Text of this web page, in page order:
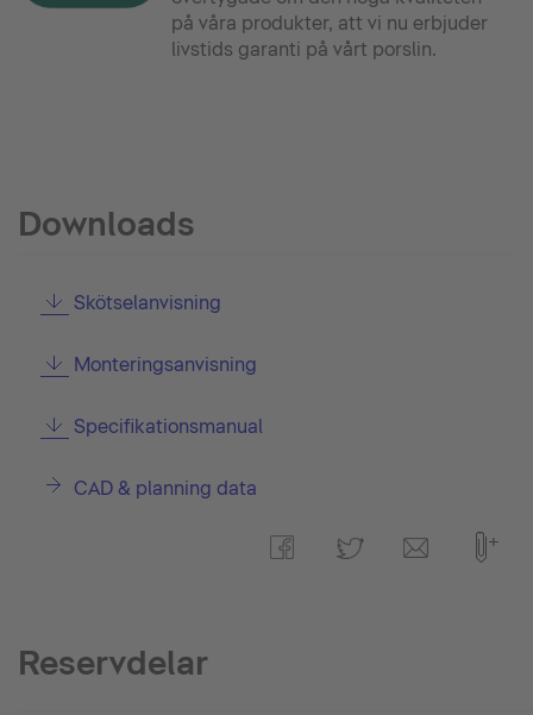
på våra produkter, att vi nu erbjuder
livstids garanti på vårt porslin.
Downloads
Skötselanvisning
Monteringsanvisning
Specifikationsmanual
CAD & planning data
Reservdelar